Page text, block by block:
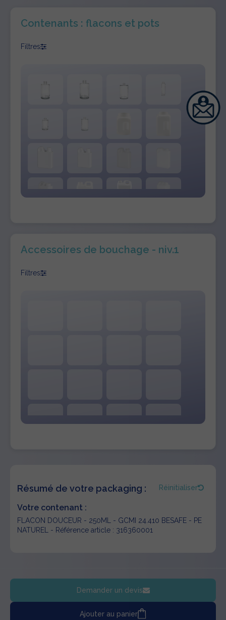
Contenants : flacons et pots
Filtres
Accessoires de bouchage - niv.1
Filtres
Réinitialiser
Résumé de votre packaging :
Votre contenant :
FLACON DOUCEUR - 250ML - GCMI 24.410 BESAFE - PE
NATUREL - Référence article : 316360001
Demander un devis
Ajouter au panier